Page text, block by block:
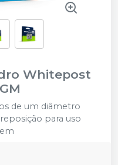
Whitepost
de um diâmetro
para uso